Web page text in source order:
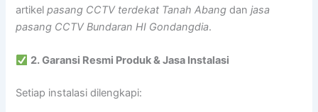
artikelpasang CCTV terdekat Tanah Abang danjasa
pasang CCTV Bundaran HI Gondangdia.
2. Garansi Resmi Produk & Jasa Instalasi
Setiap instalasi dilengkapi: